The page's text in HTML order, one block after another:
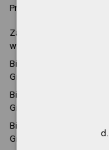
Przetargi
Załatwianie spraw, skargi,
wnioski
Biblioteka Publiczna w
Gryfinie
Biblioteka Publiczna w
Gryfinie
Biblioteka Publiczna w
Gryfinie